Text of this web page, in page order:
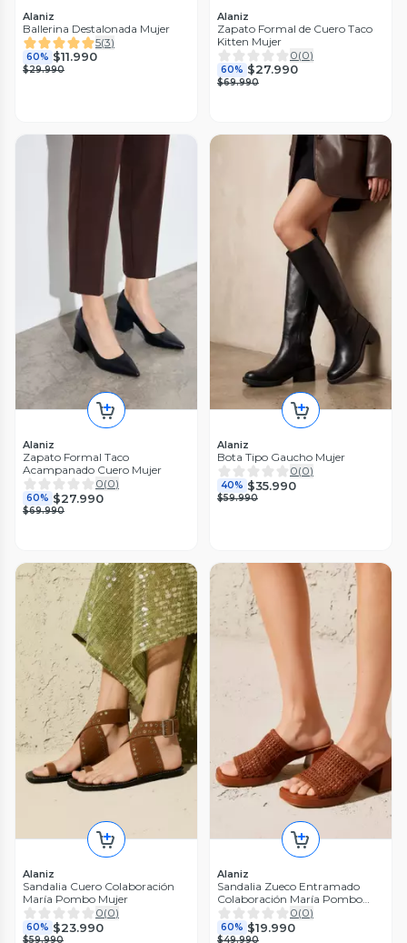
Alaniz
Ballerina Destalonada Mujer
5(3)
60% $11.990
$29.990
Alaniz
Zapato Formal de Cuero Taco
Kitten Mujer
0(0)
60% $27.990
$69.990
Alaniz
Zapato Formal Taco
Acampanado Cuero Mujer
0(0)
60% $27.990
$69.990
Alaniz
Bota Tipo Gaucho Mujer
0(0)
40% $35.990
$59.990
Alaniz
Sandalia Cuero Colaboración
María Pombo Mujer
0(0)
60% $23.990
$59.990
Alaniz
Sandalia Zueco Entramado
Colaboración María Pombo
Mujer
0(0)
60% $19.990
$49.990